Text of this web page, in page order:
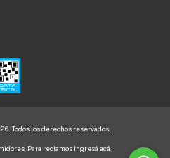
Todos los derechos reservados.
Para reclamos ingresá acá.